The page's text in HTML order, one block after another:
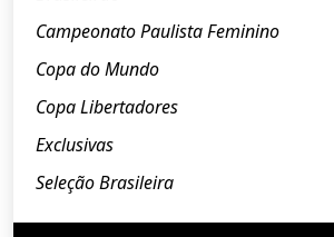
Campeonato Paulista Feminino
Copa do Mundo
Copa Libertadores
Exclusivas
Seleção Brasileira